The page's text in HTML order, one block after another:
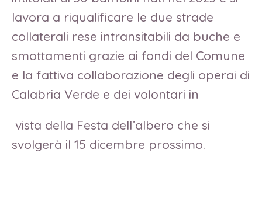
lavora a riqualificare le due strade
collaterali rese intransitabili da buche e
smottamenti grazie ai fondi del Comune
e la fattiva collaborazione degli operai di
Calabria Verde e dei volontari in
vista della Festa dell’albero che si
svolgerà il 15 dicembre prossimo.